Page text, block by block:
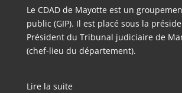
Le CDAD de Mayotte est un
public (GIP). Il est placé sous la
Président du Tribunal judiciaire de
(chef-lieu du département).
Lire la suite